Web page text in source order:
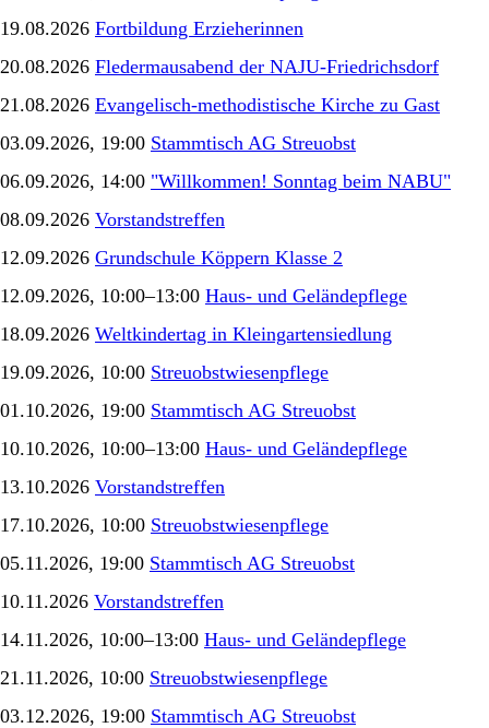
19.08.2026 Fortbildung Erzieherinnen
20.08.2026 Fledermausabend der NAJU-Friedrichsdorf
21.08.2026 Evangelisch-methodistische Kirche zu Gast
03.09.2026, 19:00 Stammtisch AG Streuobst
06.09.2026, 14:00 "Willkommen! Sonntag beim NABU"
08.09.2026 Vorstandstreffen
12.09.2026 Grundschule Köppern Klasse 2
12.09.2026, 10:00–13:00 Haus- und Geländepflege
18.09.2026 Weltkindertag in Kleingartensiedlung
19.09.2026, 10:00 Streuobstwiesenpflege
01.10.2026, 19:00 Stammtisch AG Streuobst
10.10.2026, 10:00–13:00 Haus- und Geländepflege
13.10.2026 Vorstandstreffen
17.10.2026, 10:00 Streuobstwiesenpflege
05.11.2026, 19:00 Stammtisch AG Streuobst
10.11.2026 Vorstandstreffen
14.11.2026, 10:00–13:00 Haus- und Geländepflege
21.11.2026, 10:00 Streuobstwiesenpflege
03.12.2026, 19:00 Stammtisch AG Streuobst